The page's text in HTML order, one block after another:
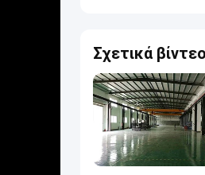
Σχετικά βίντεο